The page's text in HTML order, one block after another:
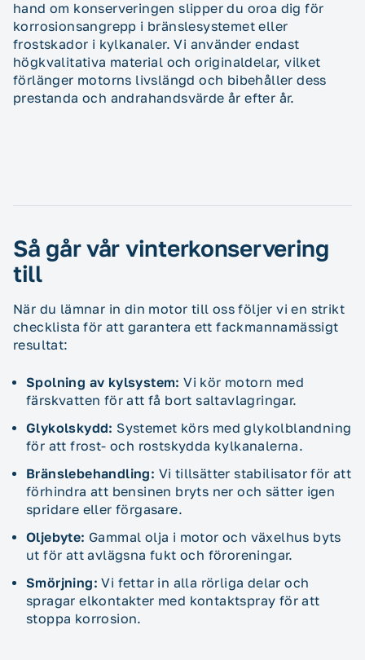
hand om konserveringen slipper du oroa dig för
korrosionsangrepp i bränslesystemet eller
frostskador i kylkanaler. Vi använder endast
högkvalitativa material och originaldelar, vilket
förlänger motorns livslängd och bibehåller dess
prestanda och andrahandsvärde år efter år.
Så går vår vinterkonservering
till
När du lämnar in din motor till oss följer vi en strikt
checklista för att garantera ett fackmannamässigt
resultat:
Spolning av kylsystem: Vi kör motorn med
färskvatten för att få bort saltavlagringar.
Glykolskydd: Systemet körs med glykolblandning
för att frost- och rostskydda kylkanalerna.
Bränslebehandling: Vi tillsätter stabilisator för att
förhindra att bensinen bryts ner och sätter igen
spridare eller förgasare.
Oljebyte: Gammal olja i motor och växelhus byts
ut för att avlägsna fukt och föroreningar.
Smörjning:Vi fettar in alla rörliga delar och
spragar elkontakter med kontaktspray för att
stoppa korrosion.